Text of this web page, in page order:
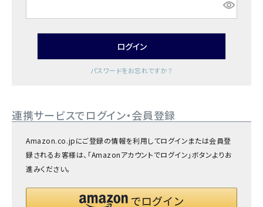
ログイン
パスワードをお忘れですか？
連携サービスでログイン・会員登録
Amazon.co.jpにご登録の情報を利用してログインまたは会員登
録されるお客様は、「Amazonアカウントでログイン」ボタンよりお
進みください。